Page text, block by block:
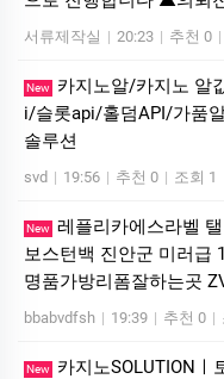
서류제작실 | 20:23 | 추천 0 |
New
카지노알/카지노 알
i/슬롯api/홀덤API/가품
솔루션
svd | 19:56 | 추천 0 | 조회 1
New 레플리카에스라벨
보스턴백 진안군 미러급
명품가방리폼잘하는곳
bbabvdfsh | 19:39 | 추천 0 |
New
카­지노SOLUTIONㅣ